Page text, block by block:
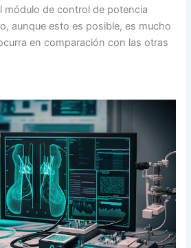
módulo de control de potencia
aunque esto es posible, es mucho
en comparación con las otras